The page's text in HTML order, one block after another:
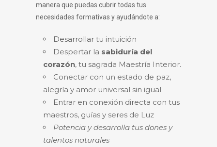
manera que puedas cubrir todas tus
necesidades formativas y ayudándote a:
Desarrollar tu intuición
Despertar la sabiduría del
corazón, tu sagrada Maestría Interior.
Conectar con un estado de paz,
alegría y amor universal sin igual
Entrar en conexión directa con tus
maestros, guías y seres de Luz
Potencia y desarrolla tus dones y
talentos naturales